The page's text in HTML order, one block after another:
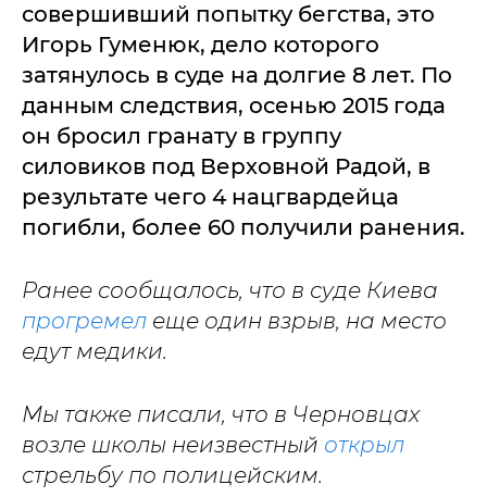
совершивший попытку бегства, это
Игорь Гуменюк, дело которого
затянулось в суде на долгие 8 лет. По
данным следствия, осенью 2015 года
он бросил гранату в группу
силовиков под Верховной Радой, в
результате чего 4 нацгвардейца
погибли, более 60 получили ранения.
Ранее сообщалось, что в суде Киева
прогремел еще один взрыв, на место
едут медики.
Мы также писали, что в Черновцах
возле школы неизвестный открыл
стрельбу по полицейским.